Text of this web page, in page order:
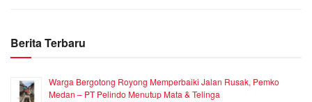
Berita Terbaru
Warga Bergotong Royong Memperbaiki Jalan Rusak, Pemko
Medan – PT Pelindo Menutup Mata & Telinga